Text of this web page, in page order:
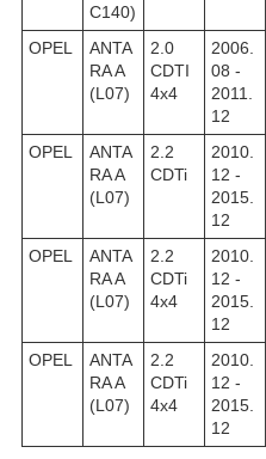
C140)
OPEL
ANTA
RA A
(L07)
2.0
CDTI
4x4
2006.
08 -
2011.
12
OPEL
ANTA
RA A
(L07)
2.2
CDTi
2010.
12 -
2015.
12
OPEL
ANTA
RA A
(L07)
2.2
CDTi
4x4
2010.
12 -
2015.
12
OPEL
ANTA
RA A
(L07)
2.2
CDTi
4x4
2010.
12 -
2015.
12